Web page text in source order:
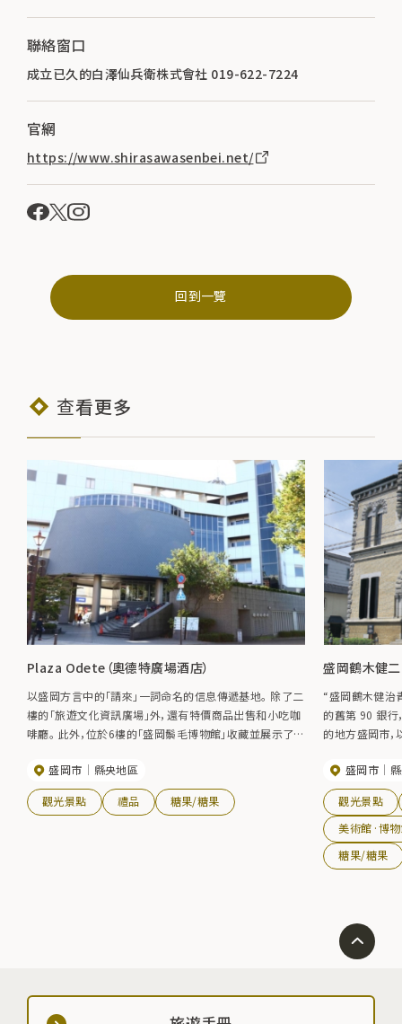
聯絡窗口
成立已久的白澤仙兵衛株式會社 019-622-7224
官網
https://www.shirasawasenbei.net/
回到一覽
查看更多
Plaza Odete（奧德特廣場酒店）
以盛岡方言中的「請來」一詞命名的信息傳遞基地。 除了二
樓的「旅遊文化資訊廣場」外，還有特價商品出售和小吃咖
啡廳。 此外，位於6樓的「盛岡鬃毛博物館」收藏並展示了與
盛岡市
縣央地區
觀光景點 禮品 糖果/糖果
盛岡鶴木健
“盛岡鶴木健治
的舊第 90 銀行
的地方盛岡市
盛岡市
觀光景點
美術館·博
糖果/糖果